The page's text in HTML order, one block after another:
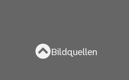
Bildquellen